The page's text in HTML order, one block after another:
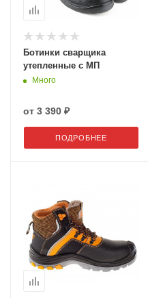
Ботинки сварщика
утепленные с МП
Много
от 3 390 ₽
ПОДРОБНЕЕ